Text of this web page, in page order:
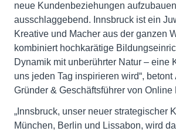
neue Kundenbeziehungen
ausschlaggebend. Innsbruck ist ein
Kreative und Macher aus der ganzen
kombiniert hochkarätige
Dynamik mit unberührter Natur – eine
uns jeden Tag inspirieren wird“, betont
Gründer & Geschäftsführer von Online
„Innsbruck, unser neuer strategischer
München, Berlin und Lissabon, wird